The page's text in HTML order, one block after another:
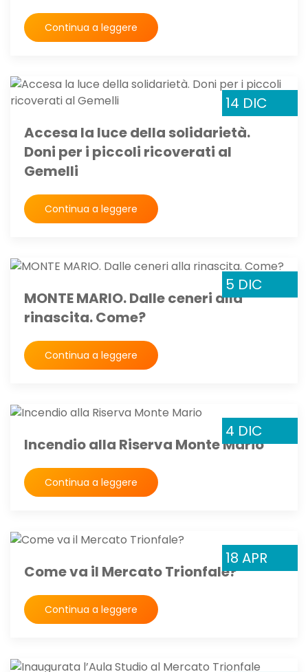
Continua a leggere
Accesa la luce della solidarietà.
Doni per i piccoli ricoverati al
Gemelli
14 DIC
Continua a leggere
MONTE MARIO. Dalle ceneri alla
rinascita. Come?
5 DIC
Continua a leggere
Incendio alla Riserva Monte Mario
4 DIC
Continua a leggere
Come va il Mercato Trionfale?
18 APR
Continua a leggere